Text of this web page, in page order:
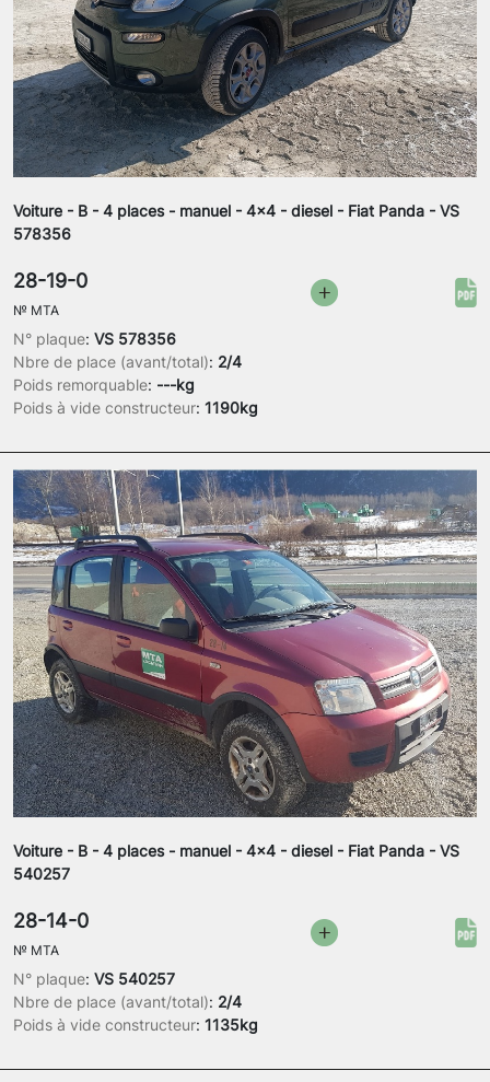
Voiture - B - 4 places - manuel - 4x4 - diesel - Fiat Panda - VS
578356
N° plaque: VS 578356
Nbre de place (avant/total): 2/4
Poids remorquable: ---kg
Poids à vide constructeur: 1190kg
28-19-0
№ MTA
Voiture - B - 4 places - manuel - 4x4 - diesel - Fiat Panda - VS
540257
N° plaque: VS 540257
Nbre de place (avant/total): 2/4
Poids à vide constructeur: 1135kg
28-14-0
№ MTA